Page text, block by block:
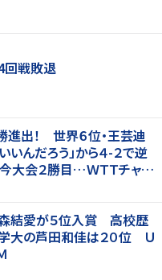
回戦敗退
進出！ 世界６位・王芸迪
いんだろう」から４-２で逆
会２勝目…ＷＴＴチャン
結愛が５位入賞 高校歴
大の芦田和佳は２０位 Ｕ